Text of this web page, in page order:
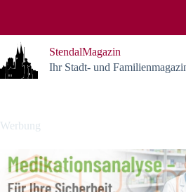
StendalMagazin
Ihr Stadt- und
Werbung